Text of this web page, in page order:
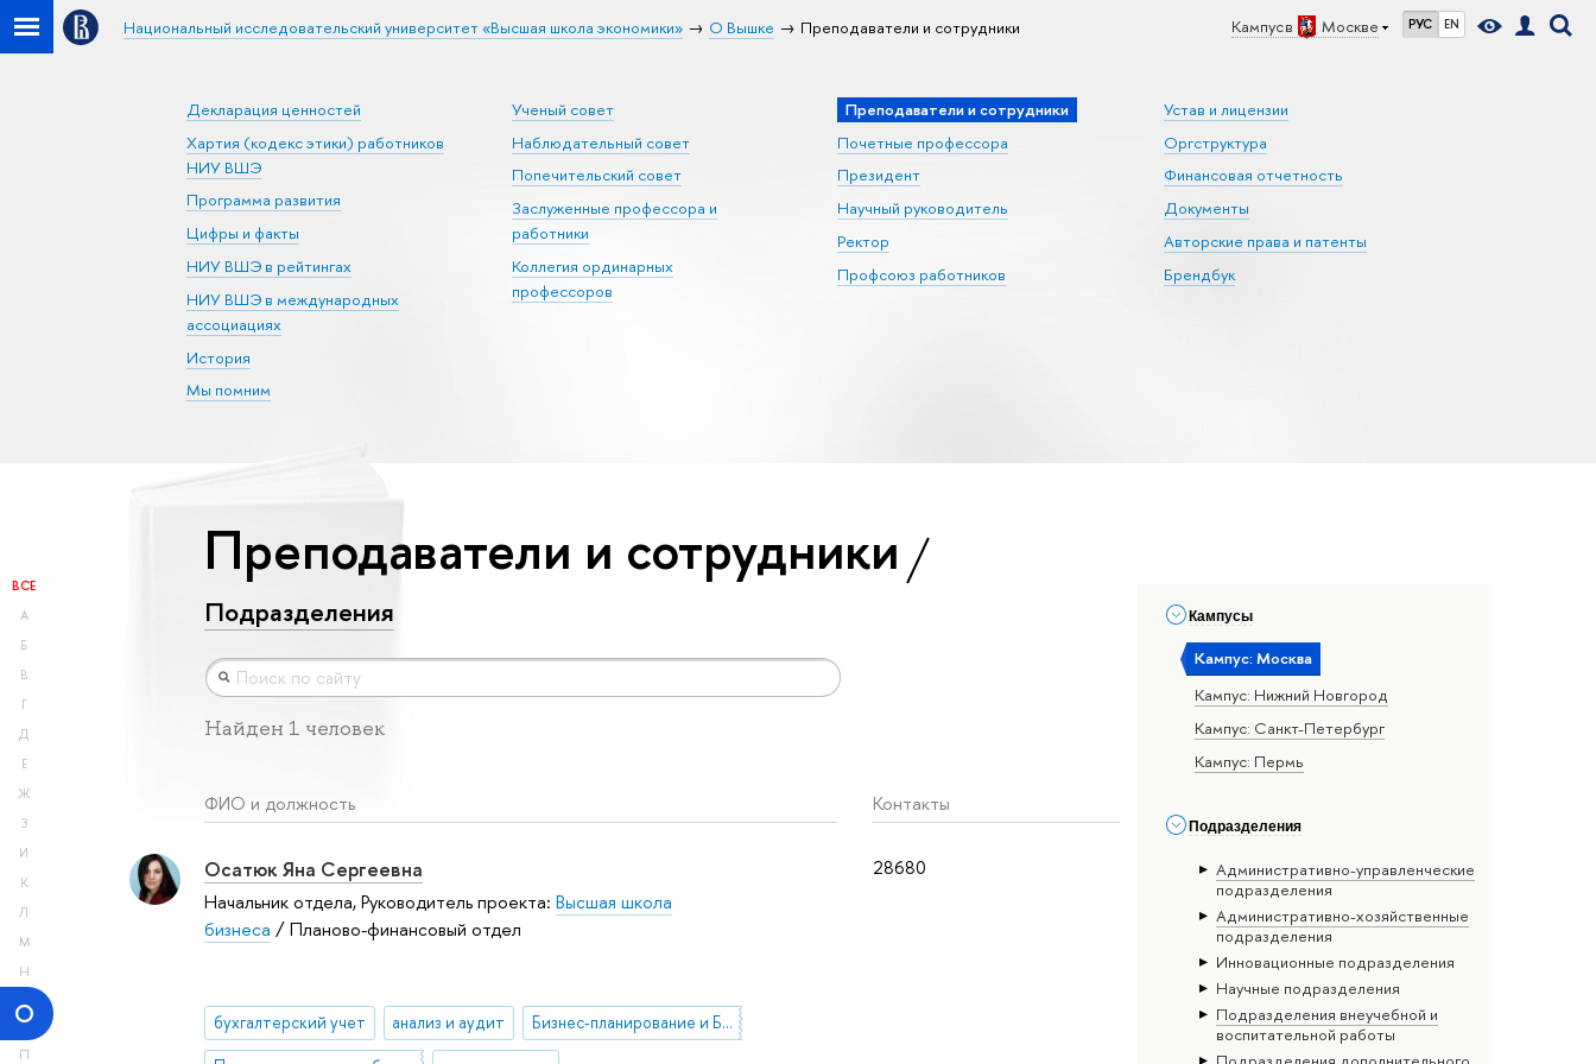
Кампус в Москве РУС EN
Национальный исследовательский университет «Высшая школа экономики» О Вышке Преподаватели и сотрудники
Декларация ценностей
Хартия (кодекс этики) работников
НИУ ВШЭ
Программа развития
Цифры и факты
НИУ ВШЭ в рейтингах
НИУ ВШЭ в международных
ассоциациях
История
Мы помним
Ученый совет
Наблюдательный совет
Попечительский совет
Заслуженные профессора и
работники
Коллегия ординарных
профессоров
Преподаватели и сотрудники
Почетные профессора
Президент
Научный руководитель
Ректор
Профсоюз работников
Устав и лицензии
Оргструктура
Финансовая отчетность
Документы
Авторские права и патенты
Брендбук
ВСЕ
А
Б
В
Г
Д
Е
Ж
З
И
К
Л
М
Н
О
П
Кампусы
Кампус: Москва
Кампус: Нижний Новгород
Кампус: Санкт-Петербург
Кампус: Пермь
Подразделения
Административно-управленческие
подразделения
Административно-хозяйственные
подразделения
Инновационные подразделения
Научные подразделения
Подразделения внеучебной и
воспитательной работы
Преподаватели и сотрудники
Подразделения
Найден 1 человек
ФИО и должность Контакты
28680
Осатюк Яна Сергеевна
Начальник отдела, Руководитель проекта: Высшая школа
бизнеса / Планово-финансовый отдел
бухгалтерский учет анализ и аудит Бизнес-планирование и Бюджетирование